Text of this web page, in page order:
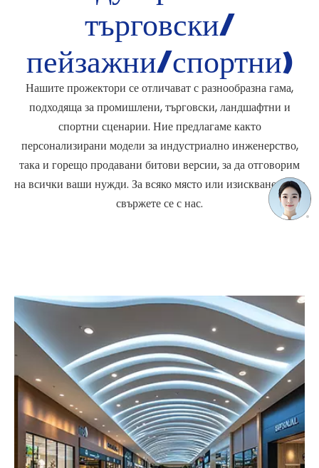
търговски/
пейзажни/спортни)
Нашите прожектори се отличават с разнообразна гама,
подходяща за промишлени, търговски, ландшафтни и
спортни сценарии. Ние предлагаме както
персонализирани модели за индустриално инженерство,
така и горещо продавани битови версии, за да отговорим
на всички ваши нужди. За всяко място или изискване, моля
свържете се с нас.